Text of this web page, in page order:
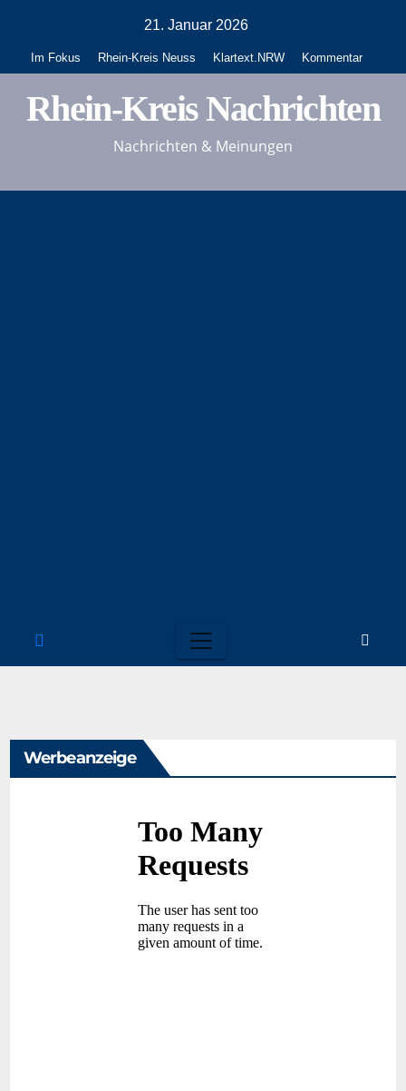
springen
21. Januar 2026
Im Fokus Rhein-Kreis Neuss Klartext.NRW Kommentar
Rhein-Kreis Nachrichten
Nachrichten & Meinungen
Werbeanzeige